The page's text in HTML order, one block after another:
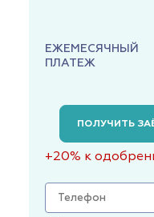
ЕЖЕМЕСЯЧНЫЙ
ПЛАТЕЖ
ПОЛУЧИТЬ
+20% к